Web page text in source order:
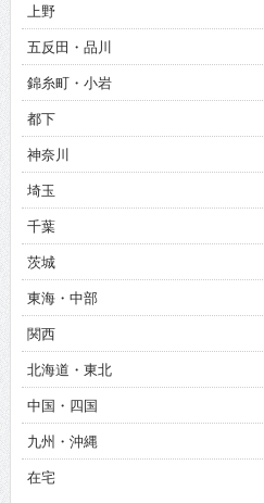
上野
五反田・品川
錦糸町・小岩
都下
神奈川
埼玉
千葉
茨城
東海・中部
関西
北海道・東北
中国・四国
九州・沖縄
在宅